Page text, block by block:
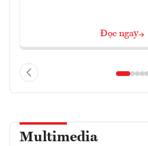
Đọc ngay
Multimedia